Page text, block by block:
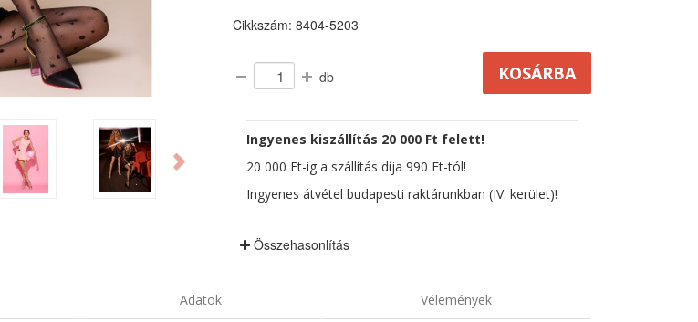
Cikkszám: 8404-5203
db
Ingyenes kiszállítás 20 000 Ft felett!
20 000 Ft-ig a szállítás díja 990 Ft-tól!
Ingyenes átvétel budapesti raktárunkban (IV. kerület)!
Összehasonlítás
Adatok Vélemények